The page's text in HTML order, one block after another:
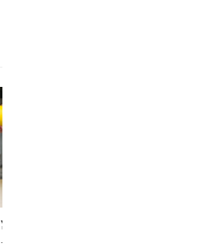
¥
チェーンバッグ ミニ 菱